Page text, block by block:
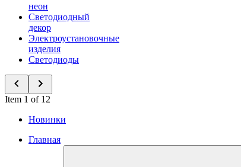
неон
Светодиодный
декор
Электроустановочные
изделия
Светодиоды
Item 1 of 12
Новинки
Главная